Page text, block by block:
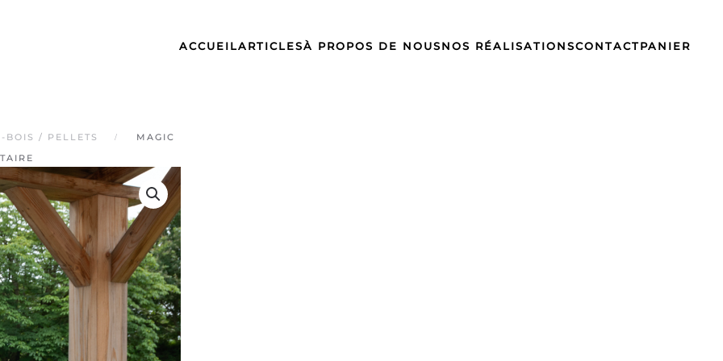
ACCUEILARTICLESÀ PROPOS DE NOUSNOS RÉALISATIONSCONTACTPANIER
BOIS / PELLETS
MAGIC